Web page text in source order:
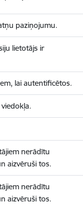
paziņojumu.
lietotājs ir
lai autentificētos.
nerādītu
aizvēruši tos.
nerādītu
aizvēruši tos.